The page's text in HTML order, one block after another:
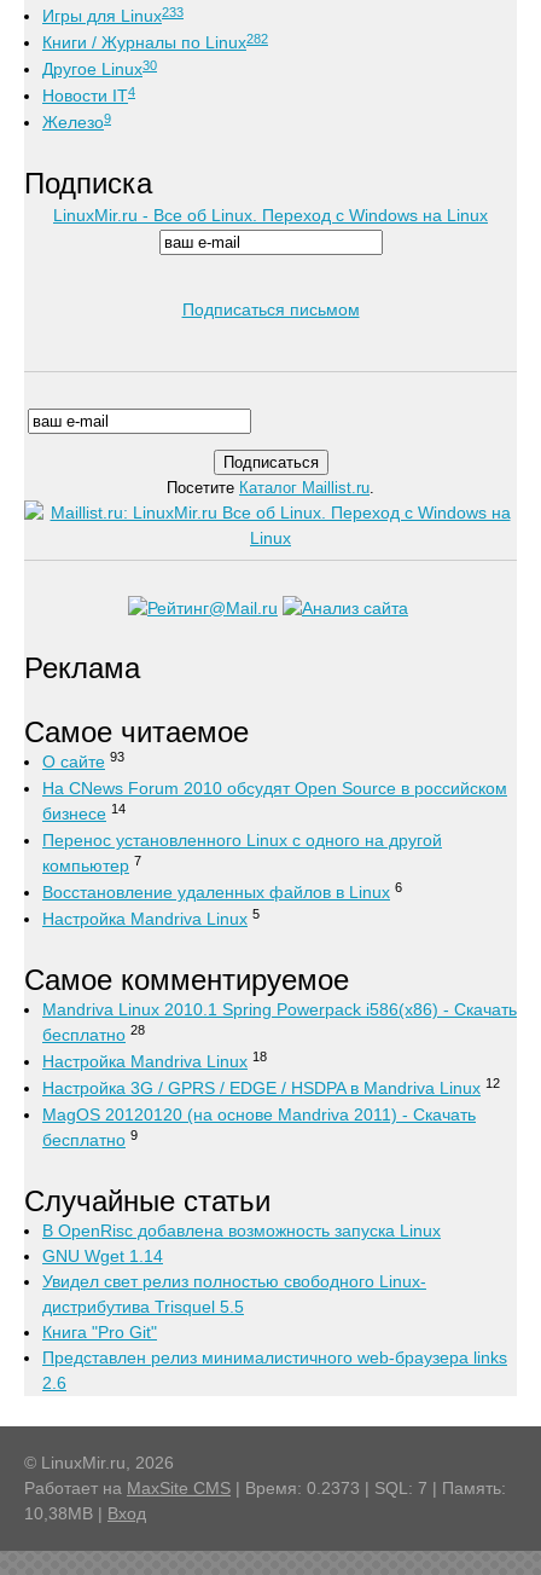
Игры для Linux233
Книги / Журналы по Linux282
Другое Linux30
Новости IT4
Железо9
Подписка
LinuxMir.ru - Все об Linux. Переход с Windows на Linux
Подписаться письмом
Посетите Каталог Maillist.ru.
Реклама
Самое читаемое
О сайте 93
На CNews Forum 2010 обсудят Open Source в российском
бизнесе 14
Перенос установленного Linux с одного на другой
компьютер 7
Восстановление удаленных файлов в Linux 6
Настройка Mandriva Linux 5
Самое комментируемое
Mandriva Linux 2010.1 Spring Powerpack i586(x86) - Скачать
бесплатно 28
Настройка Mandriva Linux 18
Настройка 3G / GPRS / EDGE / HSDPA в Mandriva Linux 12
MagOS 20120120 (на основе Mandriva 2011) - Скачать
бесплатно 9
Случайные статьи
В OpenRisc добавлена возможность запуска Linux
GNU Wget 1.14
Увидел свет релиз полностью свободного Linux-
дистрибутива Trisquel 5.5
Книга "Pro Git"
Представлен релиз минималистичного web-браузера links
2.6
© LinuxMir.ru, 2026
Работает на MaxSite CMS | Время: 0.2373 | SQL: 7 | Память:
10,38MB | Вход